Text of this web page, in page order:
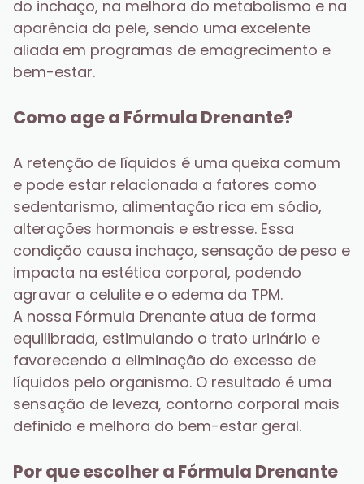
do inchaço, na melhora do metabolismo e na
aparência da pele, sendo uma excelente
aliada em programas de emagrecimento e
bem-estar.
Como age a Fórmula Drenante?
A retenção de líquidos é uma queixa comum
e pode estar relacionada a fatores como
sedentarismo, alimentação rica em sódio,
alterações hormonais e estresse. Essa
condição causa inchaço, sensação de peso e
impacta na estética corporal, podendo
agravar a celulite e o edema da TPM.
A nossa Fórmula Drenante atua de forma
equilibrada, estimulando o trato urinário e
favorecendo a eliminação do excesso de
líquidos pelo organismo. O resultado é uma
sensação de leveza, contorno corporal mais
definido e melhora do bem-estar geral.
Por que escolher a Fórmula Drenante